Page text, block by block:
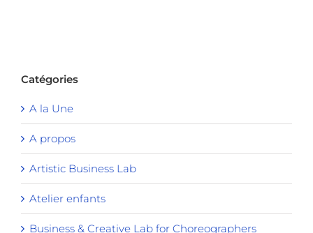
Catégories
A la Une
A propos
Artistic Business Lab
Atelier enfants
Business & Creative Lab for Choreographers